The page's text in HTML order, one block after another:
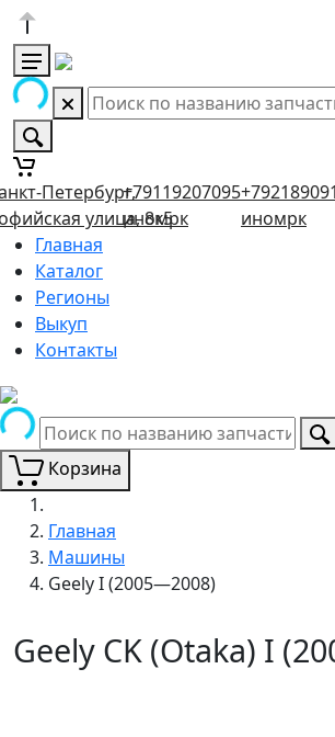
Петербург,
улица, 8к5
+79119207095
иномрк
иномрк
Главная
Каталог
Регионы
Выкуп
Контакты
Корзина
Главная
Машины
Geely I (2005—2008)
Geely CK (Otaka) I